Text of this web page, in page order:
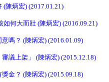
陳炳宏) (2017.01.21)
何大而壯 (陳炳宏) (2016.09.21)
嗎？ (陳炳宏) (2016.01.09)
議上架」 (陳炳宏) (2015.12.18)
金？ (陳炳宏) (2015.09.18)